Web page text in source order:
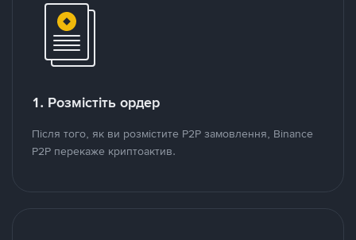
1. Розмістіть ордер
Після того, як ви розмістите P2P замовлення, Binance
P2P перекаже криптоактив.